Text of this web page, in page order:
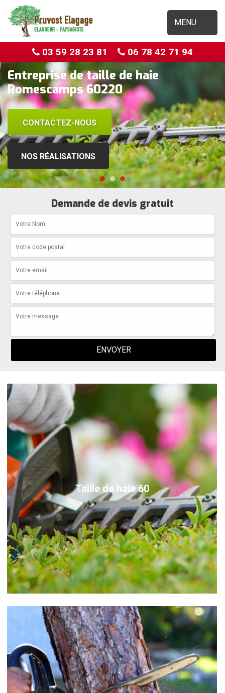
MENU
03 59 28 23 81 06 78 42 71 94
Entreprise de taille de haie
Romescamps 60220
CONTACTEZ-NOUS
NOS RÉALISATIONS
Demande de devis gratuit
Taille de haie 60